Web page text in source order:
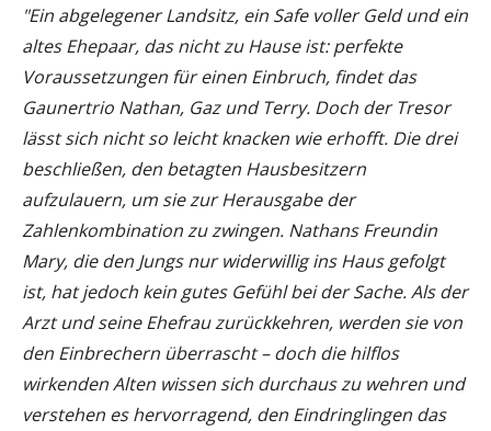
"Ein abgelegener Landsitz, ein Safe voller Geld und ein
altes Ehepaar, das nicht zu Hause ist: perfekte
Voraussetzungen für einen Einbruch, findet das
Gaunertrio Nathan, Gaz und Terry. Doch der Tresor
lässt sich nicht so leicht knacken wie erhofft. Die drei
beschließen, den betagten Hausbesitzern
aufzulauern, um sie zur Herausgabe der
Zahlenkombination zu zwingen. Nathans Freundin
Mary, die den Jungs nur widerwillig ins Haus gefolgt
ist, hat jedoch kein gutes Gefühl bei der Sache. Als der
Arzt und seine Ehefrau zurückkehren, werden sie von
den Einbrechern überrascht – doch die hilflos
wirkenden Alten wissen sich durchaus zu wehren und
verstehen es hervorragend, den Eindringlingen das